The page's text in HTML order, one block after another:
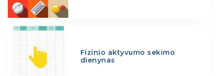
Fizinio aktyvumo sekimo
dienynas